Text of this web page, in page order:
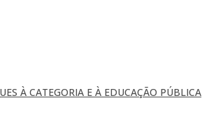
À CATEGORIA E À EDUCAÇÃO PÚBLICA